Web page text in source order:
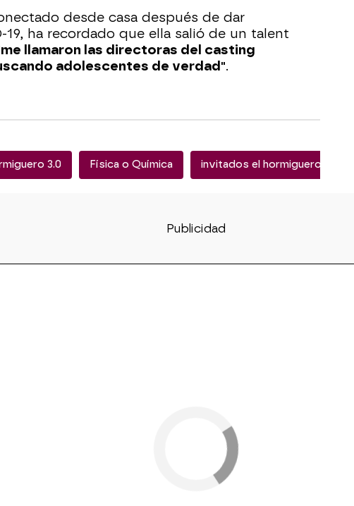
desde casa después de dar
ha recordado que ella salió de un talent
llamaron las directoras del casting
adolescentes de verdad".
3.0 Física o Química invitados el hormiguero